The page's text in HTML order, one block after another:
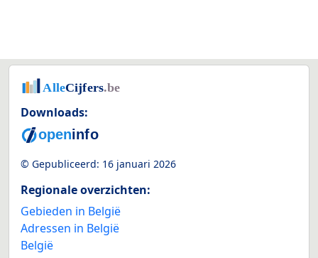
Downloads:
© Gepubliceerd: 16 januari 2026
Regionale overzichten:
Gebieden in België
Adressen in België
België